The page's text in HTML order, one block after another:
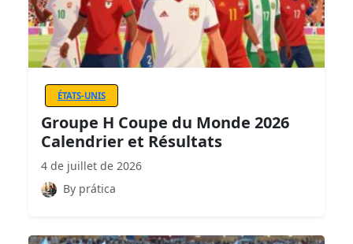
ÉTATS-UNIS
Groupe H Coupe du Monde 2026
Calendrier et Résultats
4 de juillet de 2026
By prática